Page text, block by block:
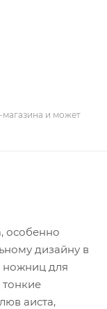
магазина и может
особенно
дизайну в
ножниц для
аиста,